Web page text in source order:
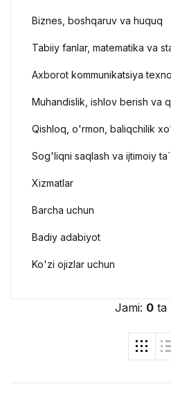
Jami: 0ta
Biznes, boshqaruv va huquq
Tabiiy fanlar, matematika va
Axborot kommunikatsiya
Muhandislik, ishlov berish va
Qishloq, o'rmon, baliqchilik
Sog'liqni saqlash va ijtimoiy
Xizmatlar
Barcha uchun
Badiy adabiyot
Ko'zi ojizlar uchun